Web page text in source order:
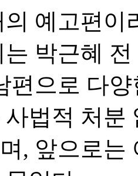
예고편이
박근혜
편으로 다
법적 처분
, 앞으로는